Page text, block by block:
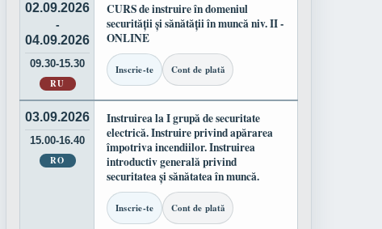
02.09.2026
-
04.09.2026
09.30-15.30
RU
CURS de instruire în domeniul
securității și sănătății în muncă niv. II -
ONLINE
Inscrie-te Cont de plată
03.09.2026
15.00-16.40
RO
Instruirea la I grupă de securitate
electrică. Instruire privind apărarea
împotriva incendiilor. Instruirea
introductiv generală privind
securitatea și sănătatea în muncă.
Inscrie-te Cont de plată